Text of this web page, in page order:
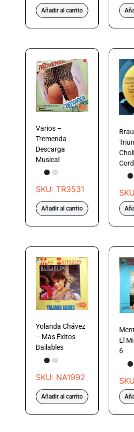
Añadir al carrito
Varios –
Tremenda
Descarga
Musical
SKU: TR3531
Añadir al carrito
Yolanda Chávez
– Más Éxitos
Bailables
SKU: NA1992
Añadir al carrito
El
6